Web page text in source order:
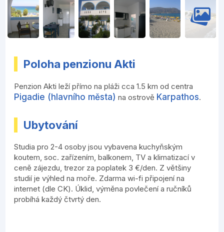
Poloha penzionu Akti
Penzion Akti leží přímo na pláži cca 1.5 km od centra
Pigadie (hlavního města) na ostrově Karpathos.
Ubytování
Studia pro 2-4 osoby jsou vybavena kuchyňským
koutem, soc. zařízením, balkonem, TV a klimatizací v
ceně zájezdu, trezor za poplatek 3 €/den. Z většiny
studií je výhled na moře. Zdarma wi-fi připojení na
internet (dle CK). Úklid, výměna povlečení a ručníků
probíhá každý čtvrtý den.